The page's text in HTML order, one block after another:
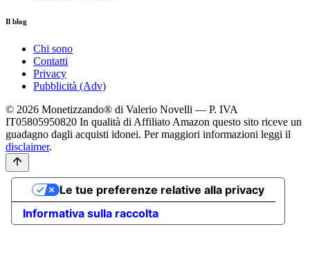
Il blog
Chi sono
Contatti
Privacy
Pubblicità (Adv)
© 2026 Monetizzando® di Valerio Novelli — P. IVA
IT05805950820 In qualità di Affiliato Amazon questo sito riceve un
guadagno dagli acquisti idonei. Per maggiori informazioni leggi il
disclaimer.
Informativa sulla raccolta
Le tue preferenze relative alla privacy